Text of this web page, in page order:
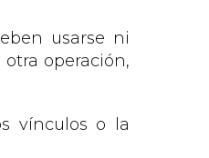
usarse ni
operación,
vínculos o la